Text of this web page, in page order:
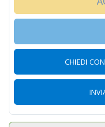
CHIEDI